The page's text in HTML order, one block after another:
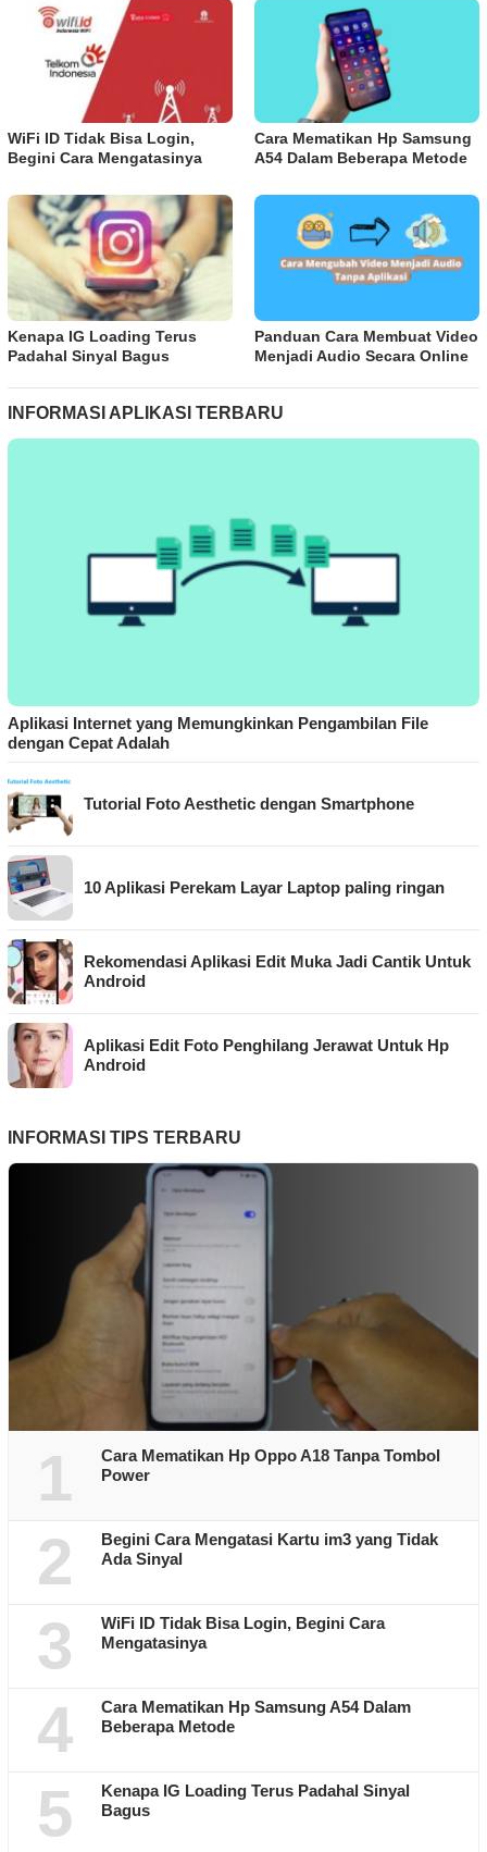
WiFi ID Tidak Bisa Login,
Begini Cara Mengatasinya
Cara Mematikan Hp Samsung
A54 Dalam Beberapa Metode
Kenapa IG Loading Terus
Padahal Sinyal Bagus
Panduan Cara Membuat Video
Menjadi Audio Secara Online
INFORMASI APLIKASI TERBARU
Aplikasi Internet yang Memungkinkan Pengambilan File
dengan Cepat Adalah
Tutorial Foto Aesthetic dengan Smartphone
10 Aplikasi Perekam Layar Laptop paling ringan
Rekomendasi Aplikasi Edit Muka Jadi Cantik Untuk
Android
Aplikasi Edit Foto Penghilang Jerawat Untuk Hp
Android
INFORMASI TIPS TERBARU
1
Cara Mematikan Hp Oppo A18 Tanpa Tombol
Power
2
Begini Cara Mengatasi Kartu im3 yang Tidak
Ada Sinyal
3
WiFi ID Tidak Bisa Login, Begini Cara
Mengatasinya
4
Cara Mematikan Hp Samsung A54 Dalam
Beberapa Metode
5
Kenapa IG Loading Terus Padahal Sinyal
Bagus